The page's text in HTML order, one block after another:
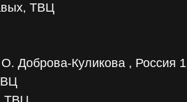
ТВЦ
Доброва-Куликова , Россия 1